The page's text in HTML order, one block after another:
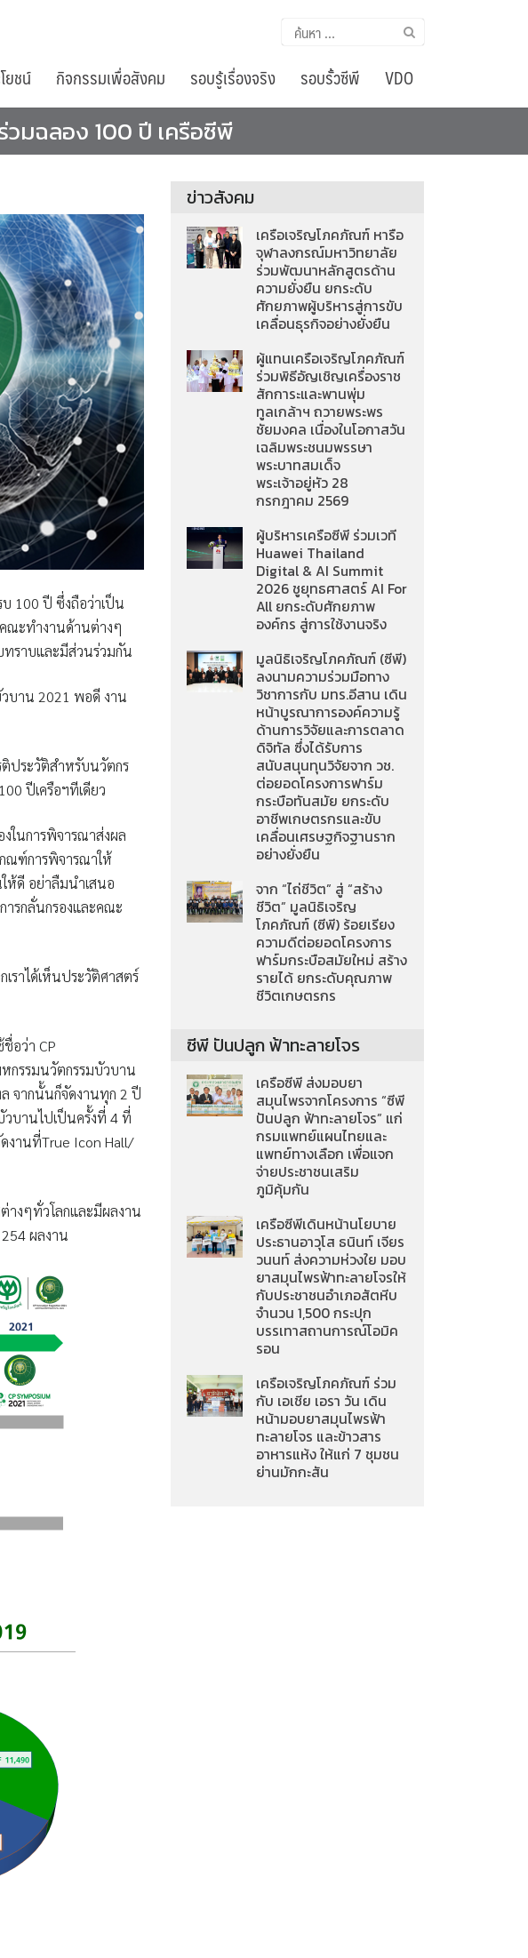
ค้นหา
ยชน์ กิจกรรมเพื่อสังคม รอบรู้เรื่องจริง รอบรั้วซีพี VDO
มฉลอง 100 ปี เครือซีพี
บ 100 ปี ซึ่งถือว่าเป็น
ณะทำงานด้านต่างๆ
ทราบและมีส่วนร่วมกัน
วบาน 2021 พอดี งาน
ติประวัติสำหรับนวัตกร
ปีเครือฯทีเดียว
ในการพิจารณาส่งผล
ณฑ์การพิจารณาให้
ห้ดี อย่าลืมนำเสนอ
รกลั่นกรองและคณะ
ราได้เห็นประวัติศาสตร์
อว่า CP
กรรมนวัตกรรมบัวบาน
จากนั้นก็จัดงานทุก 2 ปี
บานไปเป็นครั้งที่ 4 ที่
งานที่True Icon Hall/
างๆทั่วโลกและมีผลงาน
ผลงาน
ข่าวสังคม
เครือเจริญโภคภัณฑ์ หารือ
จุฬาลงกรณ์มหาวิทยาลัย
ร่วมพัฒนาหลักสูตรด้าน
ความยั่งยืน ยกระดับ
ศักยภาพผู้บริหารสู่การขับ
เคลื่อนธุรกิจอย่างยั่งยืน
ผู้แทนเครือเจริญโภคภัณฑ์
ร่วมพิธีอัญเชิญเครื่องราช
สักการะและพานพุ่ม
ทูลเกล้าฯ ถวายพระพร
ชัยมงคล เนื่องในโอกาสวัน
เฉลิมพระชนมพรรษา
พระบาทสมเด็จ
พระเจ้าอยู่หัว 28
กรกฎาคม 2569
ผู้บริหารเครือซีพี ร่วมเวที
Huawei Thailand
Digital & AI Summit
2026 ชูยุทธศาสตร์ AI For
All ยกระดับศักยภาพ
องค์กร สู่การใช้งานจริง
มูลนิธิเจริญโภคภัณฑ์ (ซีพี)
ลงนามความร่วมมือทาง
วิชาการกับ มทร.อีสาน เดิน
หน้าบูรณาการองค์ความรู้
ด้านการวิจัยและการตลาด
ดิจิทัล ซึ่งได้รับการ
สนับสนุนทุนวิจัยจาก วช.
ต่อยอดโครงการฟาร์ม
กระบือทันสมัย ยกระดับ
อาชีพเกษตรกรและขับ
เคลื่อนเศรษฐกิจฐานราก
อย่างยั่งยืน
จาก “ไถ่ชีวิต” สู่ “สร้าง
ชีวิต” มูลนิธิเจริญ
โภคภัณฑ์ (ซีพี) ร้อยเรียง
ความดีต่อยอดโครงการ
ฟาร์มกระบือสมัยใหม่ สร้าง
รายได้ ยกระดับคุณภาพ
ชีวิตเกษตรกร
ซีพี ปันปลูก ฟ้าทะลายโจร
เครือซีพี ส่งมอบยา
สมุนไพรจากโครงการ “ซีพี
ปันปลูก ฟ้าทะลายโจร” แก่
กรมแพทย์แผนไทยและ
แพทย์ทางเลือก เพื่อแจก
จ่ายประชาชนเสริม
ภูมิคุ้มกัน
เครือซีพีเดินหน้านโยบาย
ประธานอาวุโส ธนินท์ เจียร
วนนท์ ส่งความห่วงใย มอบ
ยาสมุนไพรฟ้าทะลายโจรให้
กับประชาชนอำเภอสัตหีบ
จำนวน 1,500 กระปุก
บรรเทาสถานการณ์โอมิค
รอน
เครือเจริญโภคภัณฑ์ ร่วม
กับ เอเชีย เอรา วัน เดิน
หน้ามอบยาสมุนไพรฟ้า
ทะลายโจร และข้าวสาร
อาหารแห้ง ให้แก่ 7 ชุมชน
ย่านมักกะสัน